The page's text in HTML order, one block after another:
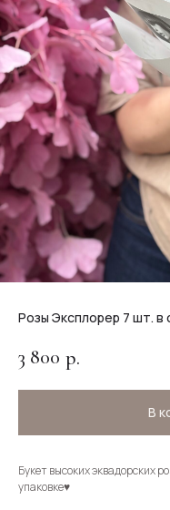
Розы Эксплорер 7 шт. в
3 800 р.
В
Букет высоких эквадорских
упаковке♥️